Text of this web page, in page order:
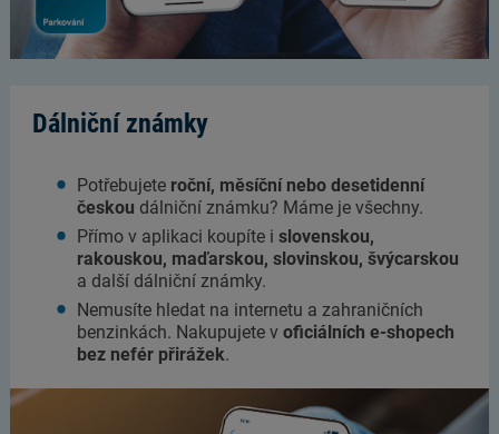
Dálniční známky
Potřebujete roční, měsíční nebo desetidenní
českou dálniční známku? Máme je všechny.
Přímo v aplikaci koupíte i slovenskou,
rakouskou, maďarskou, slovinskou, švýcarskou
a další dálniční známky.
Nemusíte hledat na internetu a zahraničních
benzinkách. Nakupujete v oficiálních e-shopech
bez nefér přirážek.